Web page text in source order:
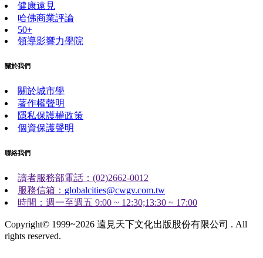
健康遠見
哈佛商業評論
50+
領導影響力學院
關於我們
關於城市學
著作權聲明
隱私保護權政策
個資保護聲明
聯絡我們
讀者服務部電話：(02)2662-0012
服務信箱： globalcities@cwgv.com.tw
時間：週一至週五 9:00 ~ 12:30;13:30 ~ 17:00
Copyright© 1999~2026 遠見天下文化出版股份有限公司 . All
rights reserved.